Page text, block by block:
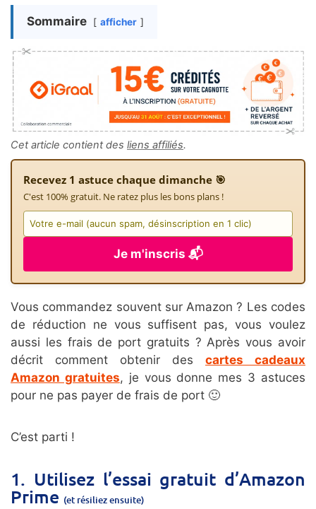
Sommaire afficher
Cet article contient des liens affiliés.
Recevez 1 astuce chaque dimanche 🎯
C'est 100% gratuit. Ne ratez plus les bons plans !
Je m'inscris 📬
Vous commandez souvent sur Amazon ? Les codes
de réduction ne vous suffisent pas, vous voulez
aussi les frais de port gratuits ? Après vous avoir
décrit comment obtenir des cartes cadeaux
Amazon gratuites, je vous donne mes 3 astuces
pour ne pas payer de frais de port 🙂
C’est parti !
1. Utilisez l’essai gratuit d’Amazon
Prime (et résiliez ensuite)